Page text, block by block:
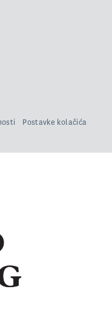
Postavke kolačića